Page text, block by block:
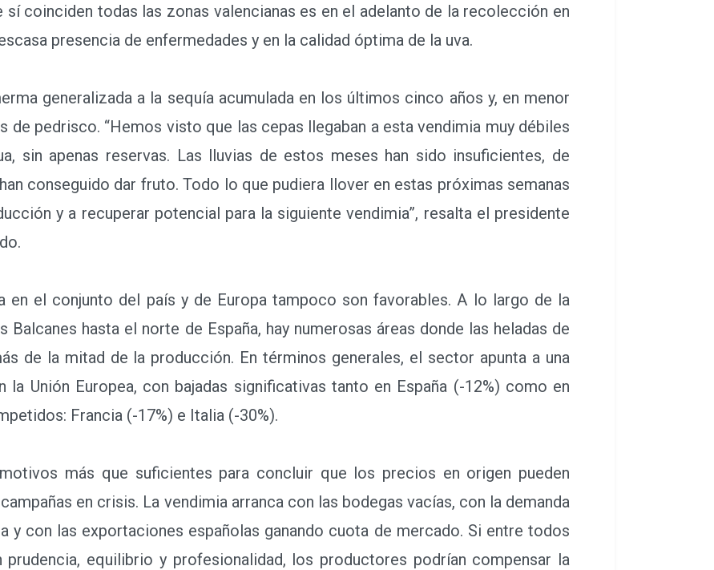
sí coinciden todas las zonas valencianas es en el adelanto de la recolección en
presencia de enfermedades y en la calidad óptima de la uva.
generalizada a la sequía acumulada en los últimos cinco años y, en menor
de pedrisco. “Hemos visto que las cepas llegaban a esta vendimia muy débiles
sin apenas reservas. Las lluvias de estos meses han sido insuficientes, de
conseguido dar fruto. Todo lo que pudiera llover en estas próximas semanas
y a recuperar potencial para la siguiente vendimia”, resalta el presidente
el conjunto del país y de Europa tampoco son favorables. A lo largo de la
Balcanes hasta el norte de España, hay numerosas áreas donde las heladas de
de la mitad de la producción. En términos generales, el sector apunta a una
la Unión Europea, con bajadas significativas tanto en España (-12%) como en
Francia (-17%) e Italia (-30%).
más que suficientes para concluir que los precios en origen pueden
en crisis. La vendimia arranca con las bodegas vacías, con la demanda
y con las exportaciones españolas ganando cuota de mercado. Si entre todos
equilibrio y profesionalidad, los productores podrían compensar la